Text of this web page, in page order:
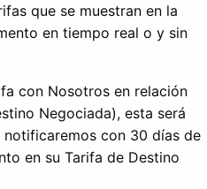
que se muestran en la
en tiempo real o y sin
con Nosotros en relación
Negociada), esta será
con 30 días de
en su Tarifa de Destino